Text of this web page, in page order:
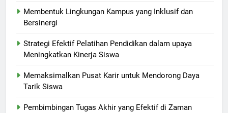
Membentuk Lingkungan Kampus yang Inklusif dan
Bersinergi
Strategi Efektif Pelatihan Pendidikan dalam upaya
Meningkatkan Kinerja Siswa
Memaksimalkan Pusat Karir untuk Mendorong Daya
Tarik Siswa
Pembimbingan Tugas Akhir yang Efektif di Zaman